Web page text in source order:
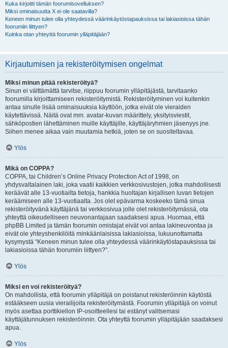
Kuka kirjoitti tämän foorumisovelluksen?
Miksi ominaisuutta X ei ole saatavilla?
Keneen minun tulee olla yhteydessä väärinkäytöstapauksissa tai lakiasioissa tähän
foorumiin liittyen?
Kuinka otan yhteyttä foorumin ylläpitäjään?
Kirjautumisen ja rekisteröitymisen ongelmat
Miksi minun pitää rekisteröityä?
Sinun ei välttämättä tarvitse, riippuu foorumin ylläpitäjästä, tarvitaanko
foorumilla kirjoittamiseen rekisteröitymistä. Rekisteröityminen voi kuitenkin
antaa sinulle lisää ominaisuuksia käyttöön, jotka eivät ole vieraiden
käytettävissä. Näitä ovat mm. avatar-kuvan määrittely, yksityisviestit,
sähköpostien lähettäminen muille käyttäjille, käyttäjäryhmien jäsenyys jne.
Siihen menee aikaa vain muutamia hetkiä, joten se on suositeltavaa.
Ylös
Mikä on COPPA?
COPPA, tai Children’s Online Privacy Protection Act of 1998, on
yhdysvaltalainen laki, joka vaatii kaikkien verkkosivustojen, jotka mahdollisesti
keräävät alle 13-vuotiailta tietoja, hankkia huoltajan kirjallisen luvan tietojen
keräämiseen alle 13-vuotiaalta. Jos olet epävarma koskeeko tämä sinua
rekisteröityvänä käyttäjänä tai verkkosivua jolle olet rekisteröitymässä, ota
yhteyttä oikeudelliseen neuvonantajaan saadaksesi apua. Huomaa, että
phpBB Limited ja tämän foorumin omistajat eivät voi antaa lakineuvontaa ja
eivät ole yhteyshenkilöitä minkäänlaisissa lakiasioissa, lukuunottamatta
kysymystä “Keneen minun tulee olla yhteydessä väärinkäytöstapauksissa tai
lakiasioissa tähän foorumiin liittyen?”.
Ylös
Miksi en voi rekisteröityä?
On mahdollista, että foorumin ylläpitäjä on poistanut rekisteröinnin käytöstä
estääkseen uusia vierailijoita rekisteröitymästä. Foorumin ylläpitäjä on voinut
myös asettaa porttikiellon IP-osoitteellesi tai estänyt valitsemasi
käyttäjätunnuksen rekisteröinnin. Ota yhteyttä foorumin ylläpitäjään saadaksesi
apua.
Ylös